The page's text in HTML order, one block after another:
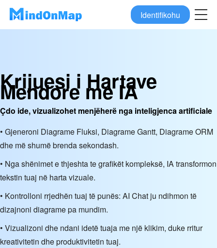
Identifikohu
Krijuesi i Hartave
Mendore me IA
Çdo ide, vizualizohet menjëherë nga inteligjenca artificiale
• Gjeneroni Diagrame Fluksi, Diagrame Gantt, Diagrame ORM
dhe më shumë brenda sekondash.
• Nga shënimet e thjeshta te grafikët kompleksë, IA transformon
tekstin tuaj në harta vizuale.
• Kontrolloni rrjedhën tuaj të punës: AI Chat ju ndihmon të
dizajnoni diagrame pa mundim.
• Vizualizoni dhe ndani idetë tuaja me një klikim, duke rritur
kreativitetin dhe produktivitetin tuaj.